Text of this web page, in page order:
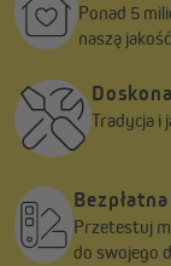
Ponad 5
naszą
Tradycja i
Przetestuj
do swojego